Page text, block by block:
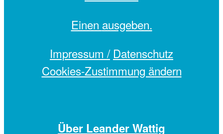
Einen ausgeben.
Impressum / Datenschutz
Cookies-Zustimmung ändern
Über Leander Wattig